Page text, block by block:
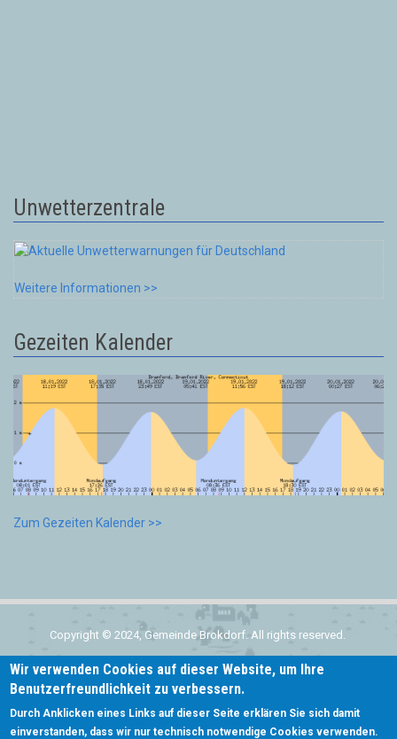
Unwetterzentrale
Weitere Informationen >>
Gezeiten Kalender
Zum Gezeiten Kalender >>
Copyright © 2024, Gemeinde Brokdorf. All rights reserved.
Subfooter
menu
Home
Kontakt
Wir verwenden Cookies auf dieser Website, um Ihre
Benutzerfreundlichkeit zu verbessern.
Durch Anklicken eines Links auf dieser Seite erklären Sie sich damit
einverstanden, dass wir nur technisch notwendige Cookies verwenden.